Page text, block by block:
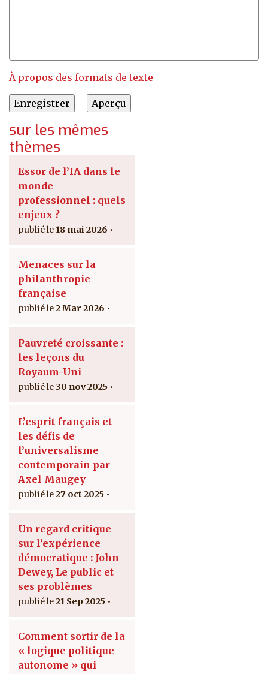
À propos des formats de texte
sur les mêmes
thèmes
Essor de l’IA dans le
monde
professionnel : quels
enjeux ?
18 mai 2026
Menaces sur la
philanthropie
française
2 Mar 2026
Pauvreté croissante :
les leçons du
Royaum-Uni
30 nov 2025
L’esprit français et
les défis de
l’universalisme
contemporain par
Axel Maugey
27 oct 2025
Un regard critique
sur l’expérience
démocratique : John
Dewey, Le public et
ses problèmes
21 Sep 2025
Comment sortir de la
« logique politique
autonome » qui